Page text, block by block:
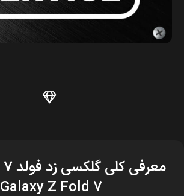
معرفی کلی گلکسی زد فولد 7 سامسونگ
Galaxy Z Fold 7